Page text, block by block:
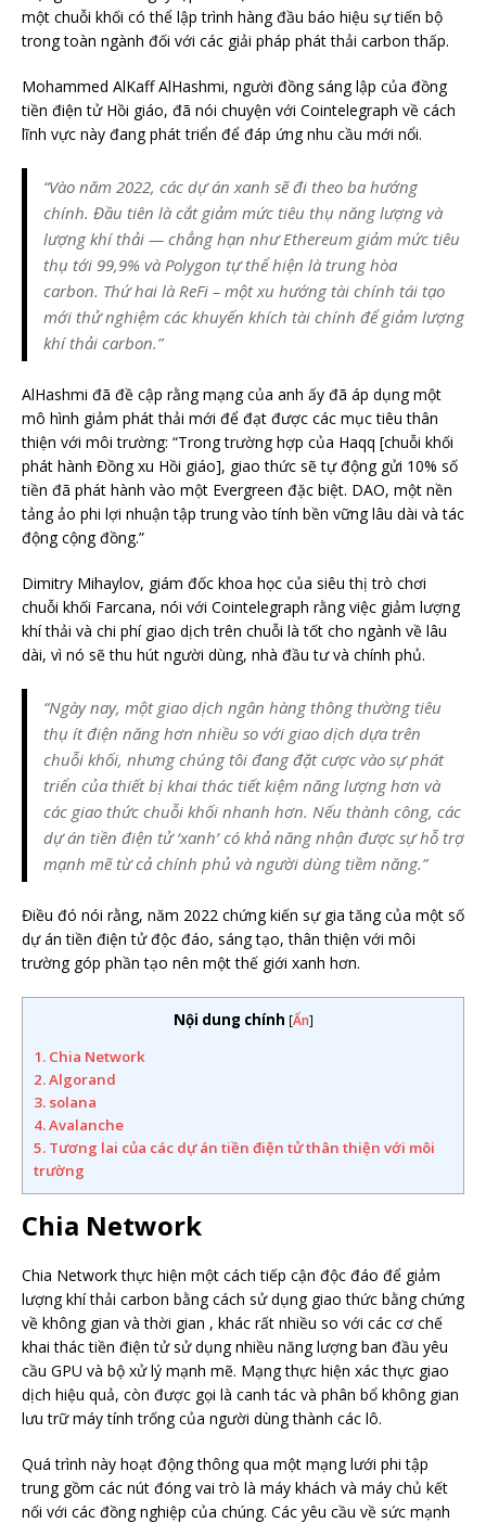
một chuỗi khối có thể lập trình hàng đầu báo hiệu sự tiến bộ
trong toàn ngành đối với các giải pháp phát thải carbon thấp.
Mohammed AlKaff AlHashmi, người đồng sáng lập của đồng
tiền điện tử Hồi giáo, đã nói chuyện với Cointelegraph về cách
lĩnh vực này đang phát triển để đáp ứng nhu cầu mới nổi.
“Vào năm 2022, các dự án xanh sẽ đi theo ba hướng
chính. Đầu tiên là cắt giảm mức tiêu thụ năng lượng và
lượng khí thải — chẳng hạn như Ethereum giảm mức tiêu
thụ tới 99,9% và Polygon tự thể hiện là trung hòa
carbon. Thứ hai là ReFi – một xu hướng tài chính tái tạo
mới thử nghiệm các khuyến khích tài chính để giảm lượng
khí thải carbon.”
AlHashmi đã đề cập rằng mạng của anh ấy đã áp dụng một
mô hình giảm phát thải mới để đạt được các mục tiêu thân
thiện với môi trường: “Trong trường hợp của Haqq [chuỗi khối
phát hành Đồng xu Hồi giáo], giao thức sẽ tự động gửi 10% số
tiền đã phát hành vào một Evergreen đặc biệt. DAO, một nền
tảng ảo phi lợi nhuận tập trung vào tính bền vững lâu dài và tác
động cộng đồng.”
Dimitry Mihaylov, giám đốc khoa học của siêu thị trò chơi
chuỗi khối Farcana, nói với Cointelegraph rằng việc giảm lượng
khí thải và chi phí giao dịch trên chuỗi là tốt cho ngành về lâu
dài, vì nó sẽ thu hút người dùng, nhà đầu tư và chính phủ.
“Ngày nay, một giao dịch ngân hàng thông thường tiêu
thụ ít điện năng hơn nhiều so với giao dịch dựa trên
chuỗi khối, nhưng chúng tôi đang đặt cược vào sự phát
triển của thiết bị khai thác tiết kiệm năng lượng hơn và
các giao thức chuỗi khối nhanh hơn. Nếu thành công, các
dự án tiền điện tử ‘xanh’ có khả năng nhận được sự hỗ trợ
mạnh mẽ từ cả chính phủ và người dùng tiềm năng.”
Điều đó nói rằng, năm 2022 chứng kiến ​​​​sự gia tăng của một số
dự án tiền điện tử độc đáo, sáng tạo, thân thiện với môi
trường góp phần tạo nên một thế giới xanh hơn.
Nội dung chính [Ẩn]
1. Chia Network
2.Algorand
3. solana
4.Avalanche
5. Tương lai của các dự án tiền điện tử thân thiện với môi
trường
Chia Network
Chia Network thực hiện một cách tiếp cận độc đáo để giảm
lượng khí thải carbon bằng cách sử dụng giao thức bằng chứng
về không gian và thời gian , khác rất nhiều so với các cơ chế
khai thác tiền điện tử sử dụng nhiều năng lượng ban đầu yêu
cầu GPU và bộ xử lý mạnh mẽ. Mạng thực hiện xác thực giao
dịch hiệu quả, còn được gọi là canh tác và phân bổ không gian
lưu trữ máy tính trống của người dùng thành các lô.
Quá trình này hoạt động thông qua một mạng lưới phi tập
trung gồm các nút đóng vai trò là máy khách và máy chủ kết
nối với các đồng nghiệp của chúng. Các yêu cầu về sức mạnh